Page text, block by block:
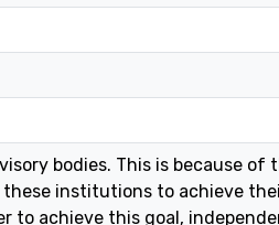
bodies. This is because of
institutions to achieve
to achieve this goal,